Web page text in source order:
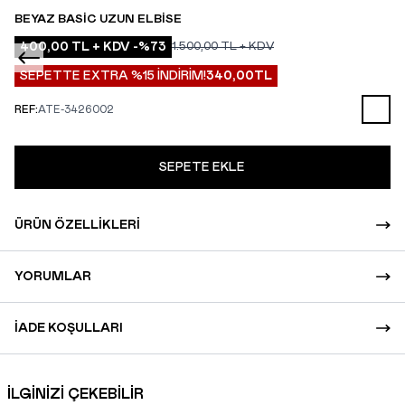
BEYAZ BASIC UZUN ELBISE
400,00 TL + KDV -%73 1.500,00TL + KDV
SEPETTE EXTRA %15 İNDİRİM!340,00TL
REF:ATE-3426002
SEPETE EKLE
ÜRÜN ÖZELLIKLERI
YORUMLAR
İADE KOŞULLARI
İLGİNİZİ ÇEKEBİLİR